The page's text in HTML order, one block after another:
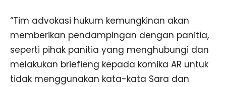
“Tim advokasi hukum kemungkinan akan
memberikan pendampingan dengan panitia,
seperti pihak panitia yang menghubungi dan
melakukan briefieng kepada komika AR untuk
tidak menggunakan kata-kata Sara dan